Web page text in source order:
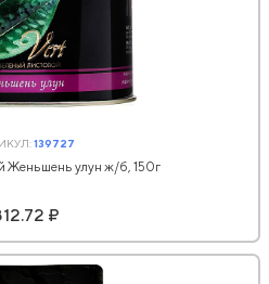
139727
Женьшень улун ж/б, 150г
₽